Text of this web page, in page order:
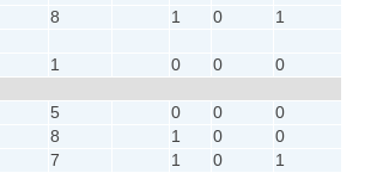
8 1 0
1
1 0 0
0
5 0 0
0
8 1 0
0
7 1 0
1